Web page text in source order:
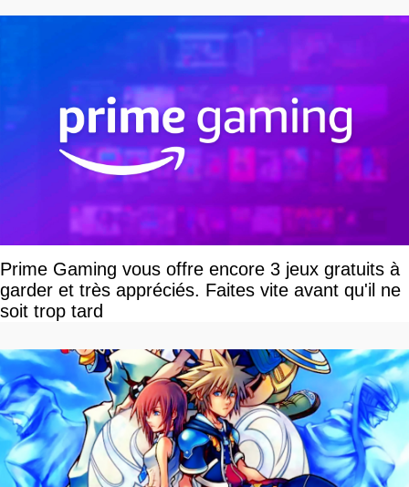
Prime Gaming vous offre encore 3 jeux gratuits à
garder et très appréciés. Faites vite avant qu'il ne
soit trop tard